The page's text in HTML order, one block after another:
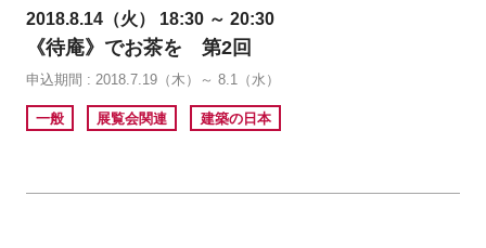
2018.8.14（火） 18:30 ～ 20:30
《待庵》でお茶を 第2回
申込期間 : 2018.7.19（木）～ 8.1（水）
一般 展覧会関連 建築の日本